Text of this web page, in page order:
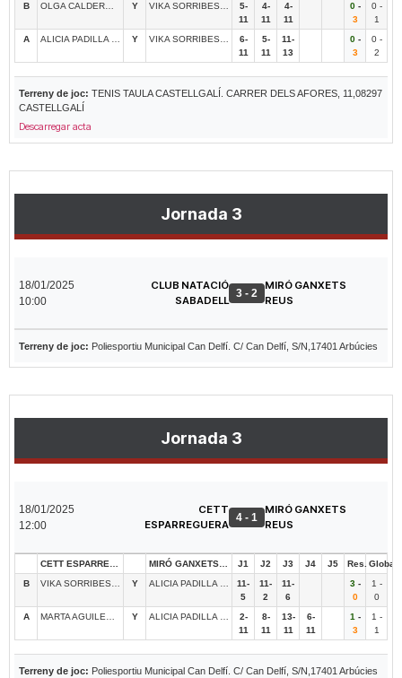
B
OLGA CALDERÓ SOLÉ Y VIKA SORRIBES BARBA
5-
11
4-
11
4-
11
0-
3
0 -
1
A
ALICIA PADILLA SANCHEZ Y VIKA SORRIBES BARBA
6-
11
5-
11
11-
13
0-
3
0 -
2
Terreny de joc: TENIS TAULA CASTELLGALÍ. CARRER DELS AFORES, 11,08297
CASTELLGALÍ
Descarregar acta
Jornada 3
18/01/2025
10:00
CLUB NATACIÓ
SABADELL
3 - 2
MIRÓ GANXETS
REUS
Terreny de joc: Poliesportiu Municipal Can Delfí. C/ Can Delfí, S/N,17401 Arbúcies
Jornada 3
18/01/2025
12:00
CETT
ESPARREGUERA
4 - 1
MIRÓ GANXETS
REUS
CETT ESPARREGUERA MIRÓ GANXETS REUS J1 J2 J3 J4 J5 Res. Global
B
VIKA SORRIBES BARBA Y ALICIA PADILLA SANCHEZ
11-
5
11-
2
11-
6
3-
0
1 -
0
A
MARTA AGUILERA GONZALEZ Y ALICIA PADILLA SANCHEZ
2-
11
8-
11
13-
11
6-
11
1-
3
1 -
1
Terreny de joc: Poliesportiu Municipal Can Delfí. C/ Can Delfí, S/N,17401 Arbúcies